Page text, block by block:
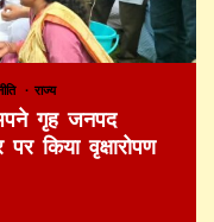
राज्य
गृह जनपद
किया वृक्षारोपण